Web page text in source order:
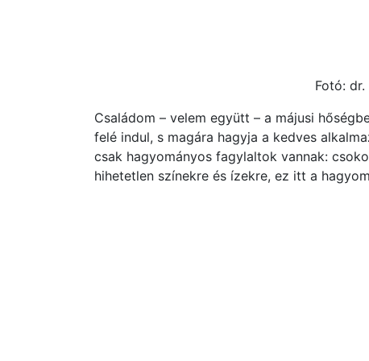
Fotó:
Családom – velem együtt – a májusi
felé indul, s magára hagyja a kedves
csak hagyományos fagylaltok vannak:
hihetetlen színekre és ízekre, ez itt a